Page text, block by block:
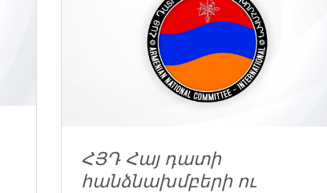
ՀՅԴ Հայ դատի
հանձնախմբերի ու